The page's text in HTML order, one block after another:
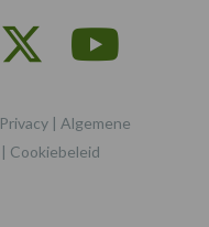
Privacy | Algemene
| Cookiebeleid